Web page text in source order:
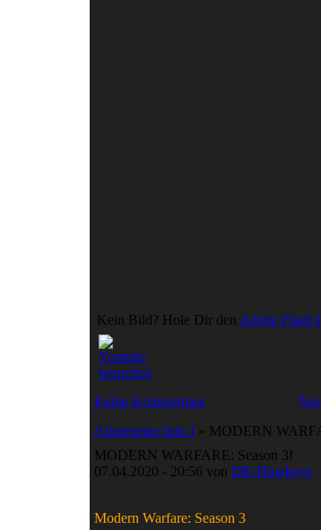
Kein Bild? Hole Dir den Adobe Flash
Keine Kommentare
Allgemeine Info I » MODERN
MODERN WARFARE: Season 3!
07.04.2020 - 20:56 von DK-Hawkeye
Modern Warfare: Season 3